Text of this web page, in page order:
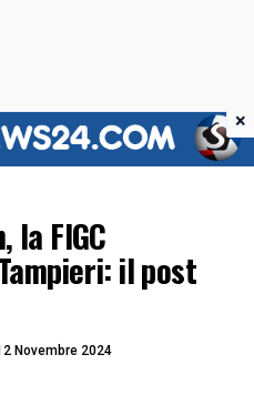
la FIGC
il post
Novembre 2024
×